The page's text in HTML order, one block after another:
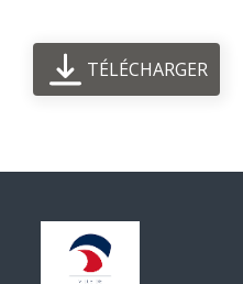
TÉLÉCHARGER